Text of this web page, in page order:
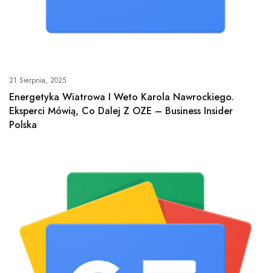
21 Sierpnia, 2025
Energetyka Wiatrowa I Weto Karola Nawrockiego.
Eksperci Mówią, Co Dalej Z OZE – Business Insider
Polska